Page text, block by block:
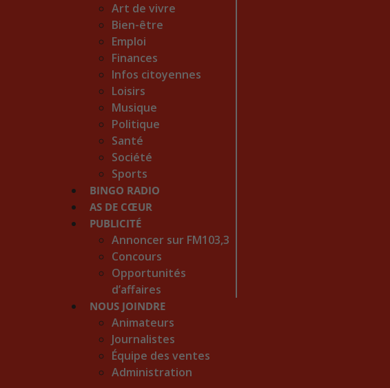
Art de vivre
Bien-être
Emploi
Finances
Infos citoyennes
Loisirs
Musique
Politique
Santé
Société
Sports
BINGO RADIO
AS DE CŒUR
PUBLICITÉ
Annoncer sur FM103,3
Concours
Opportunités
d’affaires
NOUS JOINDRE
Animateurs
Journalistes
Équipe des ventes
Administration